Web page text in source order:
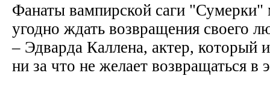
Фанаты вампирской саги "Сумерки"
угодно ждать возвращения своего
– Эдварда Каллена, актер, который
ни за что не желает возвращаться в